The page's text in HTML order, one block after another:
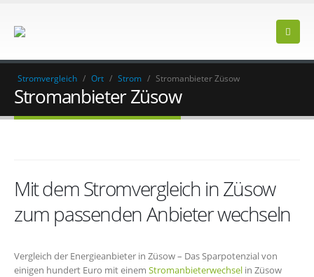
Stromvergleich / Ort / Strom / Stromanbieter Züsow
Stromanbieter Züsow
Mit dem Stromvergleich in Züsow
zum passenden Anbieter wechseln
Vergleich der Energieanbieter in Züsow – Das Sparpotenzial von
einigen hundert Euro mit einem Stromanbieterwechsel in Züsow